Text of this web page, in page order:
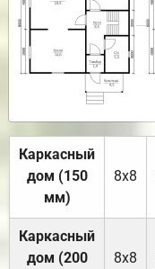
Каркасный
дом (150
мм)
8х8
Каркасный
дом (200
8х8